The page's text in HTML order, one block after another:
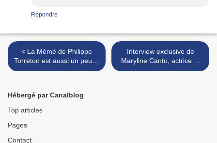
Répondre
< La Mémé de Philippe
Torreton est aussi un peu la
notre..
Interview exclusive de
Maryline Canto, actrice et
réalisatrice du sens de
Hébergé par Canalblog
Top articles
Pages
Contact